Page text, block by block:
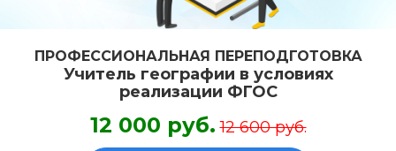
ПРОФЕССИОНАЛЬНАЯ ПЕРЕПОДГОТОВКА
Учитель географии в условиях
реализации ФГОС
12 000 руб. 12 600 руб.